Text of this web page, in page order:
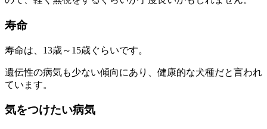
寿命
寿命は、13歳～15歳ぐらいです。
遺伝性の病気も少ない傾向にあり、健康的な犬種だと言われ
ています。
気をつけたい病気